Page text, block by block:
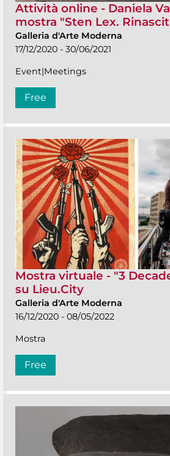
Attività online - Daniela
mostra "Sten Lex.
Galleria d'Arte Moderna
17/12/2020 - 30/06/2021
Event|Meetings
Free
Mostra virtuale - "3
su Lieu.City
Galleria d'Arte Moderna
16/12/2020 - 08/05/2022
Mostra
Free